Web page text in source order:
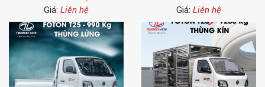
Giá: Liên hệ
Giá: Liên hệ